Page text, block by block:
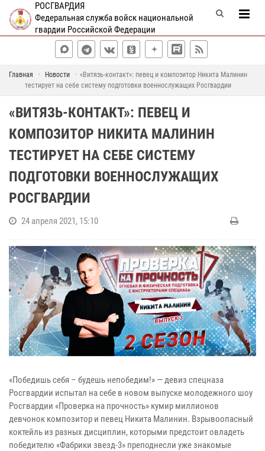
РОСГВАРДИЯ
Федеральная служба войск национальной
гвардии Российской Федерации
Главная Новости
«Витязь-контакт»: певец и композитор Никита Малинин
тестирует на себе систему подготовки военнослужащих Росгвардии
«ВИТЯЗЬ-КОНТАКТ»: ПЕВЕЦ И
КОМПОЗИТОР НИКИТА МАЛИНИН
ТЕСТИРУЕТ НА СЕБЕ СИСТЕМУ
ПОДГОТОВКИ ВОЕННОСЛУЖАЩИХ
РОСГВАРДИИ
24 апреля 2021, 15:10
«Победишь себя – будешь непобедим!» — девиз спецназа
Росгвардии испытал на себе в новом выпуске молодежного шоу
Росгвардии «Проверка на прочность» кумир миллионов
девчонок композитор и певец Никита Малинин. Взрывоопасный
коктейль из разных дисциплин, которыми предстоит овладеть
победителю «Фабрики звезд-3» преподнесли уже знакомые